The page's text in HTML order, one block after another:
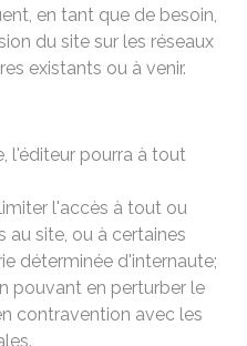
en tant que de besoin,
du site sur les réseaux
existants ou à venir.
l'éditeur pourra à tout
l'accès à tout ou
au site, ou à certaines
déterminée d'internaute;
pouvant en perturber le
contravention avec les